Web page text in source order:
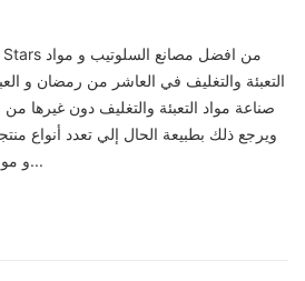
التعبئة والتغليف في العاشر من رمضان و
صناعة مواد التعبئة والتغليف دون غيرها
ويرجع ذلك بطبيعة الحال إلي تعدد أنواع
و مواصفات مختلفة طبقا للغرض...